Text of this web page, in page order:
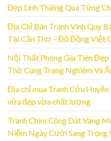
Đẹp Linh Thiêng Qua Từng
Địa Chỉ Bán Tranh Vinh Quy
Tại Cần Thơ – Đồ Đồng Việt
Nội Thất Phòng Gia Tiên Đẹp
Thờ Cúng Trang Nghiêm Và
Địa chỉ mua Tranh Cửu
vừa đẹp vừa chất lượng
Tranh Chim Công Dát Vàng
Niệm Ngày Cưới Sang Trọng